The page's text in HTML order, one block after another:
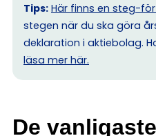
Tips: Här finns en steg-
stegen när du ska göra
deklaration i aktiebolag.
läsa mer här.
De